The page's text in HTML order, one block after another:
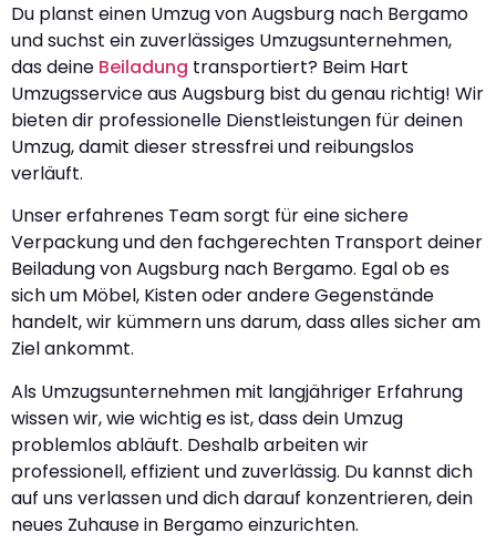
Du planst einen Umzug von Augsburg nach Bergamo
und suchst ein zuverlässiges Umzugsunternehmen,
das deine Beiladung transportiert? Beim Hart
Umzugsservice aus Augsburg bist du genau richtig! Wir
bieten dir professionelle Dienstleistungen für deinen
Umzug, damit dieser stressfrei und reibungslos
verläuft.
Unser erfahrenes Team sorgt für eine sichere
Verpackung und den fachgerechten Transport deiner
Beiladung von Augsburg nach Bergamo. Egal ob es
sich um Möbel, Kisten oder andere Gegenstände
handelt, wir kümmern uns darum, dass alles sicher am
Ziel ankommt.
Als Umzugsunternehmen mit langjähriger Erfahrung
wissen wir, wie wichtig es ist, dass dein Umzug
problemlos abläuft. Deshalb arbeiten wir
professionell, effizient und zuverlässig. Du kannst dich
auf uns verlassen und dich darauf konzentrieren, dein
neues Zuhause in Bergamo einzurichten.